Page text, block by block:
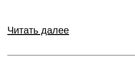
Читать далее